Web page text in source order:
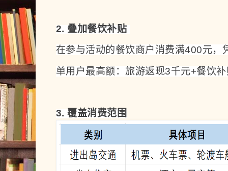
2. 叠加餐饮补贴
在参与活动的餐饮商户消费满400元，
单用户最高额：旅游返现3千元+餐饮
3. 覆盖消费范围